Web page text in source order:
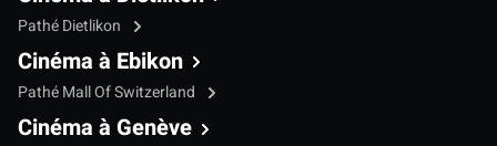
Pathé Dietlikon
Cinéma à Ebikon
Pathé Mall Of Switzerland
Cinéma à Genève